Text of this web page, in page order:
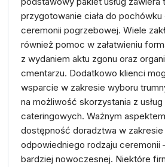
przygotowanie ciała do pochówku
ceremonii pogrzebowej. Wiele
również pomoc w załatwieniu
z wydaniem aktu zgonu oraz
cmentarzu. Dodatkowo klienci
wsparcie w zakresie wyboru
na możliwość skorzystania z
cateringowych. Ważnym
dostępność doradztwa w zakresie
odpowiedniego rodzaju ceremonii
bardziej nowoczesnej. Niektóre